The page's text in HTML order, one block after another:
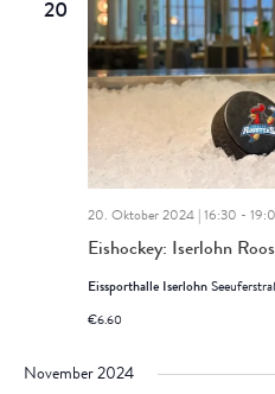
20
Eishockey: Iserlohn
20. Oktober 2024 | 16:30 -
Eissporthalle Iserlohn
€6.60
November 2024